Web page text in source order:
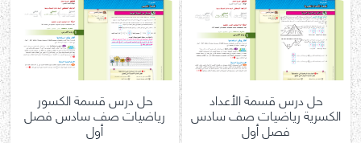
حل درس قسمة الأعداد
الكسرية رياضيات صف سادس
فصل أول
حل درس قسمة الكسور
رياضيات صف سادس فصل
أول